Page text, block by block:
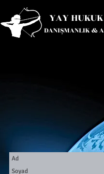
YAY HUKUK
DANIŞMANLIK &